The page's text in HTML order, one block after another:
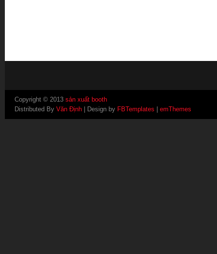
Copyright © 2013 sản xuất booth
Distributed By Văn Định | Design by FBTemplates emThemes